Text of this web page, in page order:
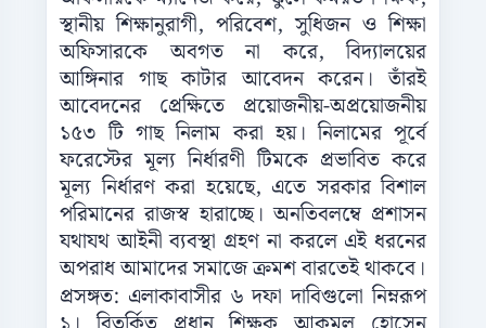
স্থানীয় শিক্ষানুরাগী, পরিবেশ, সুধিজন ও শিক্ষা
অফিসারকে অবগত না করে, বিদ্যালয়ের
আঙ্গিনার গাছ কাটার আবেদন করেন। তাঁরই
আবেদনের প্রেক্ষিতে প্রয়োজনীয়-অপ্রয়োজনীয়
১৫৩ টি গাছ নিলাম করা হয়। নিলামের পূর্বে
ফরেস্টের মূল্য নির্ধারণী টিমকে প্রভাবিত করে
মূল্য নির্ধারণ করা হয়েছে, এতে সরকার বিশাল
পরিমানের রাজস্ব হারাচ্ছে। অনতিবলম্বে প্রশাসন
যথাযথ আইনী ব্যবস্থা গ্রহণ না করলে এই ধরনের
অপরাধ আমাদের সমাজে ক্রমশ বারতেই থাকবে।
প্রসঙ্গত: এলাকাবাসীর ৬ দফা দাবিগুলো নিম্নরূপ